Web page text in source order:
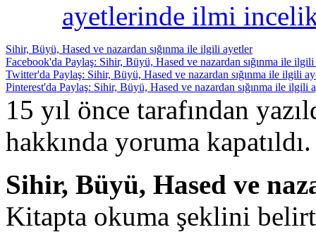
ayetlerinde ilmi
Sihir, Büyü, Hased ve nazardan sığınma ile ilgili ayetler
Facebook'da Paylaş: Sihir, Büyü, Hased ve nazardan sığınma ile
Twitter'da Paylaş: Sihir, Büyü, Hased ve nazardan sığınma ile ilgili
Pinterest'da Paylaş: Sihir, Büyü, Hased ve nazardan sığınma ile ilgili
15 yıl önce tarafından
hakkında yoruma kapatıldı.
Sihir, Büyü, Hased ve
Kitapta okuma şeklini